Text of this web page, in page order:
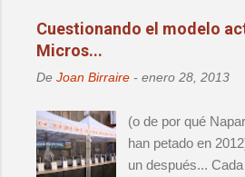
c
a
r
u
n
o
m
e
n
Cuestionando el modelo
Micros...
De Joan Birraire - enero 28, 2013
(o de por qué
han petado en
un después...